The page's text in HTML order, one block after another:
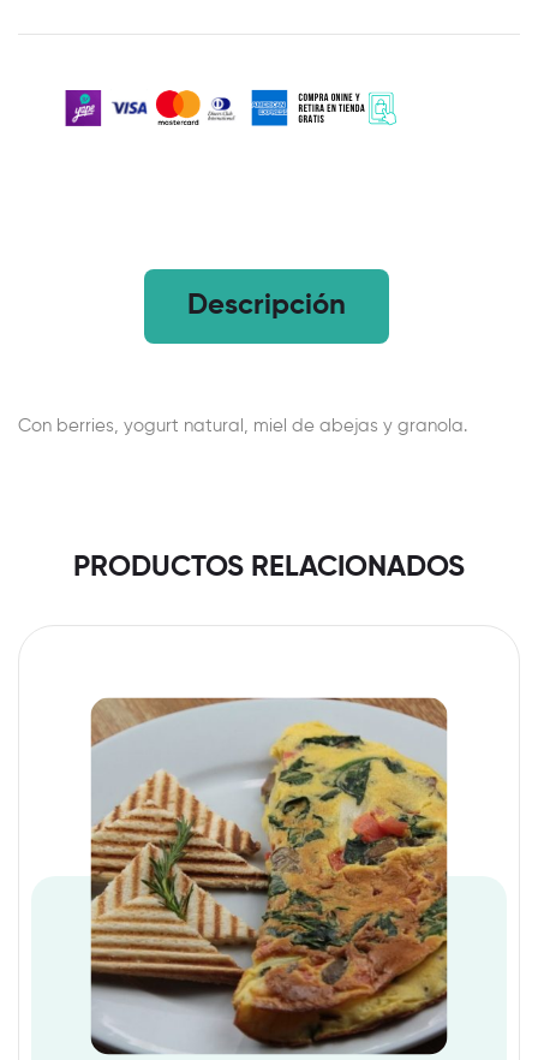
Descripción
Con berries, yogurt natural, miel de abejas y granola.
PRODUCTOS RELACIONADOS